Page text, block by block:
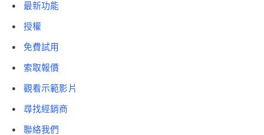
最新功能
授權
免費試用
索取報價
觀看示範影片
尋找經銷商
聯絡我們